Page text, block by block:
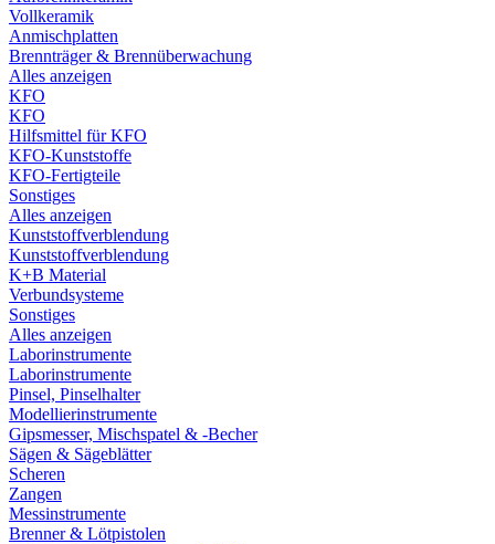
Vollkeramik
Anmischplatten
Brennträger & Brennüberwachung
Alles anzeigen
KFO
KFO
Hilfsmittel für KFO
KFO-Kunststoffe
KFO-Fertigteile
Sonstiges
Alles anzeigen
Kunststoffverblendung
Kunststoffverblendung
K+B Material
Verbundsysteme
Sonstiges
Alles anzeigen
Laborinstrumente
Laborinstrumente
Pinsel, Pinselhalter
Modellierinstrumente
Gipsmesser, Mischspatel & -Becher
Sägen & Sägeblätter
Scheren
Zangen
Messinstrumente
Brenner & Lötpistolen